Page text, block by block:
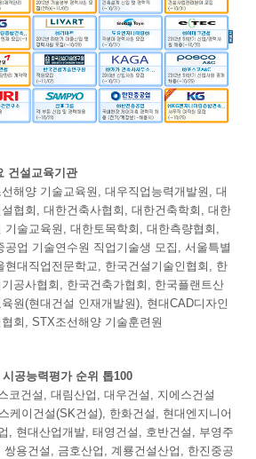
건설교육기관
해양 기술교육원, 대우직업능력개발원, 대
협회, 대한건축사협회, 대한건축학회, 대한
기술교육원, 대한토목학회, 대한측량협회,
공업 기술연수원 직업기술생 모집, 서울특별
현대직업전문학교, 한국건설기술인협회, 한
공사협회, 한국건축가협회, 한국플랜트산
원(현대건설 인재개발원), 현대CAD디자인
회, STX조선해양 기술훈련원
공능력평가 순위 톱100
코건설, 대림산업, 대우건설, 지에스건설
케이건설(SK건설), 한화건설, 현대엔지니어
, 현대산업개발, 태영건설, 호반건설, 부영주
용건설, 금호산업, 계룡건설산업, 한진중공